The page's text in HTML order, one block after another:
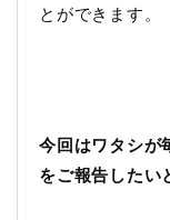
とができます。
今回はワタシが
をご報告したい